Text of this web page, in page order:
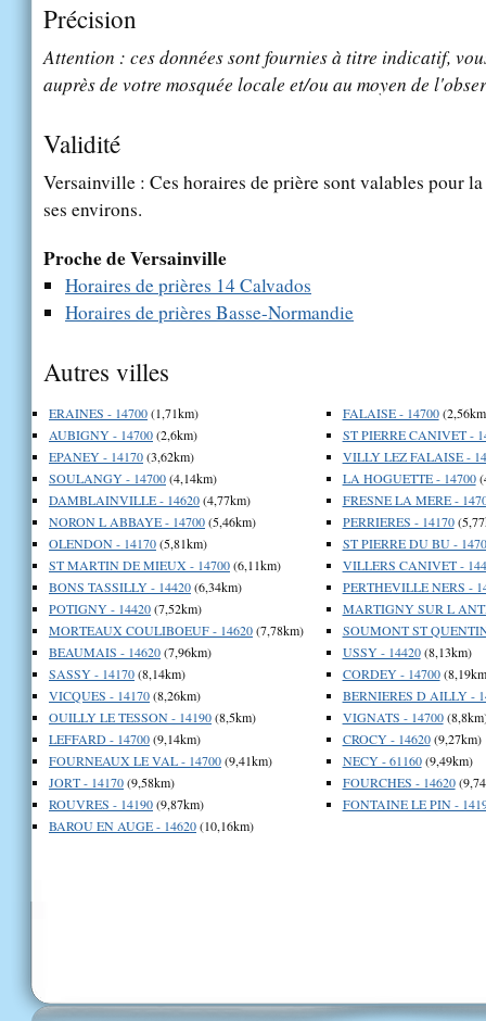
Précision
Attention : ces données sont fournies à titre indicatif,
auprès de votre mosquée locale et/ou au moyen de
Validité
Versainville : Ces horaires de prière sont valables pour
ses environs.
Proche de Versainville
Horaires de prières 14 Calvados
Horaires de prières Basse-Normandie
Autres villes
ERAINES - 14700(1,71km)
AUBIGNY - 14700(2,6km)
EPANEY - 14170(3,62km)
SOULANGY - 14700(4,14km)
DAMBLAINVILLE - 14620(4,77km)
NORON L ABBAYE - 14700(5,46km)
OLENDON - 14170(5,81km)
ST MARTIN DE MIEUX - 14700(6,11km)
BONS TASSILLY - 14420(6,34km)
POTIGNY - 14420(7,52km)
MORTEAUX COULIBOEUF - 14620(7,78km)
BEAUMAIS - 14620(7,96km)
SASSY - 14170(8,14km)
VICQUES - 14170(8,26km)
OUILLY LE TESSON - 14190(8,5km)
LEFFARD - 14700(9,14km)
FOURNEAUX LE VAL - 14700(9,41km)
JORT - 14170(9,58km)
ROUVRES - 14190(9,87km)
BAROU EN AUGE - 14620(10,16km)
FALAISE - 14700
ST PIERRE CANIVET -
VILLY LEZ FALAISE -
LA HOGUETTE - 14700
FRESNE LA MERE -
PERRIERES - 14170
ST PIERRE DU BU -
VILLERS CANIVET -
PERTHEVILLE NERS -
MARTIGNY SUR L
SOUMONT ST
USSY - 14420(8,13km)
CORDEY - 14700
BERNIERES D AILLY -
VIGNATS - 14700
CROCY - 14620(9,27km)
NECY - 61160(9,49km)
FOURCHES - 14620
FONTAINE LE PIN -